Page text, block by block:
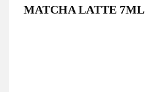
MATCHA LATTE 7ML